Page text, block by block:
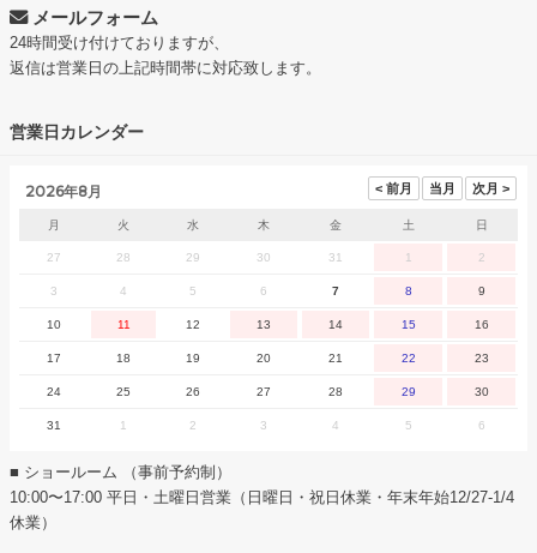
メールフォーム
24時間受け付けておりますが、
返信は営業日の上記時間帯に対応致します。
営業日カレンダー
2026年8月
月 火 水 木 金 土 日
27 28 29 30 31 1 2
3 4 5 6 7 8 9
10 11 12 13 14 15 16
17 18 19 20 21 22 23
24 25 26 27 28 29 30
31 1 2 3 4 5 6
■ ショールーム （事前予約制）
10:00〜17:00 平日・土曜日営業（日曜日・祝日休業・年末年始12/27-1/4
休業）